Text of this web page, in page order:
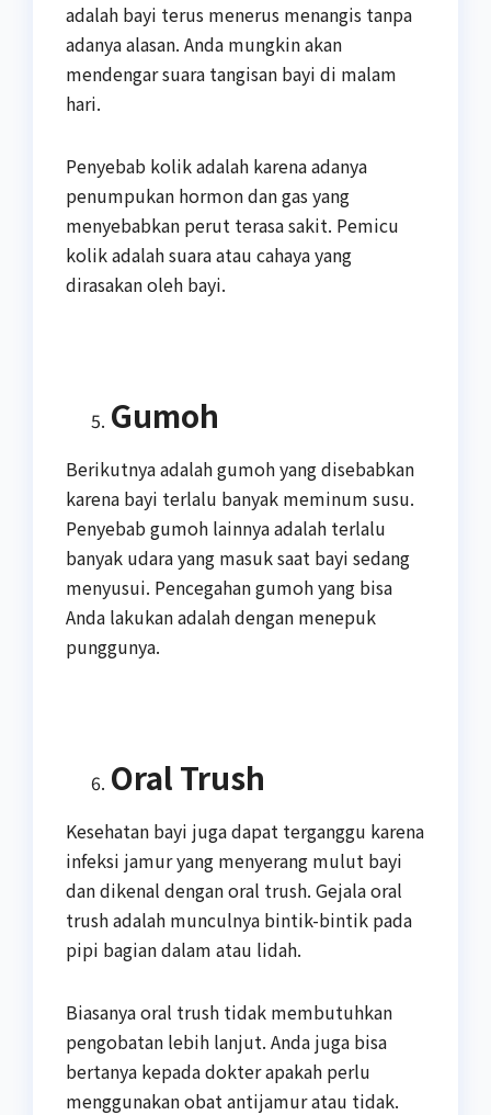
adalah bayi terus menerus menangis tanpa
adanya alasan. Anda mungkin akan
mendengar suara tangisan bayi di malam
hari.
Penyebab kolik adalah karena adanya
penumpukan hormon dan gas yang
menyebabkan perut terasa sakit. Pemicu
kolik adalah suara atau cahaya yang
dirasakan oleh bayi.
Gumoh
Berikutnya adalah gumoh yang disebabkan
karena bayi terlalu banyak meminum susu.
Penyebab gumoh lainnya adalah terlalu
banyak udara yang masuk saat bayi sedang
menyusui. Pencegahan gumoh yang bisa
Anda lakukan adalah dengan menepuk
punggunya.
Oral Trush
Kesehatan bayi juga dapat terganggu karena
infeksi jamur yang menyerang mulut bayi
dan dikenal dengan oral trush. Gejala oral
trush adalah munculnya bintik-bintik pada
pipi bagian dalam atau lidah.
Biasanya oral trush tidak membutuhkan
pengobatan lebih lanjut. Anda juga bisa
bertanya kepada dokter apakah perlu
menggunakan obat antijamur atau tidak.